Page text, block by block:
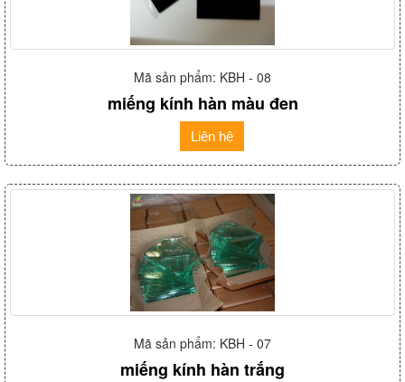
Mã sản phẩm: KBH - 08
miếng kính hàn màu đen
Liên hệ
Mã sản phẩm: KBH - 07
miếng kính hàn trắng